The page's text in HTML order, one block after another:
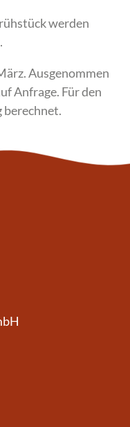
werden
Ausgenommen
Anfrage. Für den